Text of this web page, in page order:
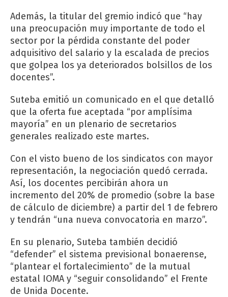
Además, la titular del gremio indicó que “hay
una preocupación muy importante de todo el
sector por la pérdida constante del poder
adquisitivo del salario y la escalada de precios
que golpea los ya deteriorados bolsillos de los
docentes”.
Suteba emitió un comunicado en el que detalló
que la oferta fue aceptada “por amplísima
mayoría” en un plenario de secretarios
generales realizado este martes.
Con el visto bueno de los sindicatos con mayor
representación, la negociación quedó cerrada.
Así, los docentes percibirán ahora un
incremento del 20% de promedio (sobre la base
de cálculo de diciembre) a partir del 1 de febrero
y tendrán “una nueva convocatoria en marzo”.
En su plenario, Suteba también decidió
“defender” el sistema previsional bonaerense,
“plantear el fortalecimiento” de la mutual
estatal IOMA y “seguir consolidando” el Frente
de Unida Docente.